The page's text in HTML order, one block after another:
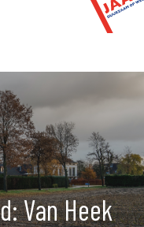
Van Heek